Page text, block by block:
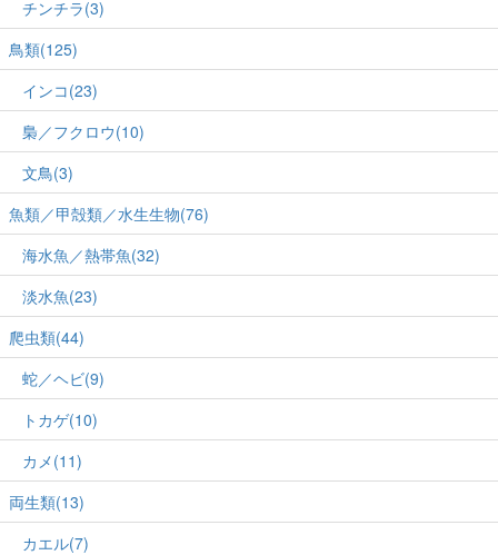
チンチラ(3)
鳥類(125)
インコ(23)
梟／フクロウ(10)
文鳥(3)
魚類／甲殻類／水生生物(76)
海水魚／熱帯魚(32)
淡水魚(23)
爬虫類(44)
蛇／ヘビ(9)
トカゲ(10)
カメ(11)
両生類(13)
カエル(7)